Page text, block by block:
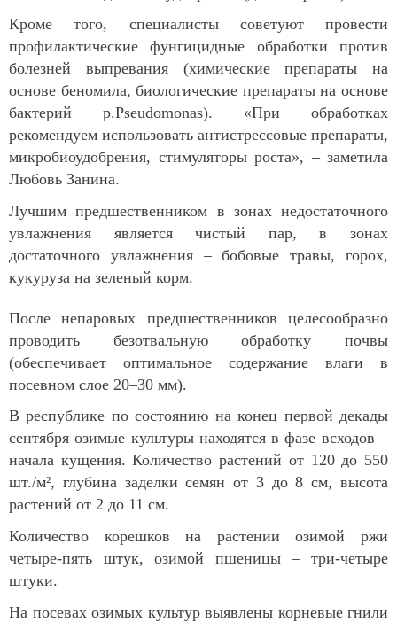
Кроме того, специалисты советуют провести
профилактические фунгицидные обработки против
болезней выпревания (химические препараты на
основе беномила, биологические препараты на основе
бактерий р.Pseudomonas). «При обработках
рекомендуем использовать антистрессовые препараты,
микробиоудобрения, стимуляторы роста», – заметила
Любовь Занина.
Лучшим предшественником в зонах недостаточного
увлажнения является чистый пар, в зонах
достаточного увлажнения – бобовые травы, горох,
кукуруза на зеленый корм.
После непаровых предшественников целесообразно
проводить безотвальную обработку почвы
(обеспечивает оптимальное содержание влаги в
посевном слое 20–30 мм).
В республике по состоянию на конец первой декады
сентября озимые культуры находятся в фазе всходов –
начала кущения. Количество растений от 120 до 550
шт./м², глубина заделки семян от 3 до 8 см, высота
растений от 2 до 11 см.
Количество корешков на растении озимой ржи
четыре-пять штук, озимой пшеницы – три-четыре
штуки.
На посевах озимых культур выявлены корневые гнили